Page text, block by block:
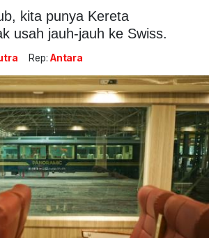
kita punya Kereta
usah jauh-jauh ke Swiss.
Rep: Antara